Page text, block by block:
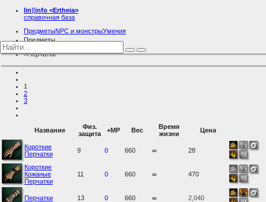
lin][info <Ertheia>
справочная база
ПредметыNPC и монстрыУмения
Предметы
Перчатки
1
2
3
Название
Физ.
защита
+MP Вес
Время
жизни
Цена
Короткие
Перчатки
9 0 660 ∞ 28
Короткие
Кожаные
Перчатки
11 0 660 ∞ 470
Перчатки 13 0 660 ∞ 2,040